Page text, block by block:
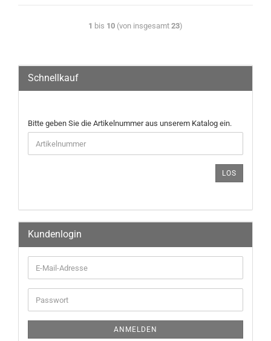
1 bis 10 (von insgesamt 23)
Schnellkauf
Bitte geben Sie die Artikelnummer aus unserem Katalog ein.
LOS
Kundenlogin
ANMELDEN